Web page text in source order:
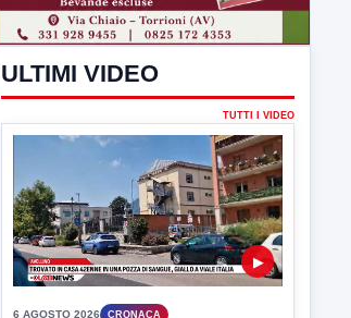
ULTIMI VIDEO
▶
6 AGOSTO 2026 CRONACA
Trovato in casa 42enne in una
pozza di sangue, giallo a viale Italia